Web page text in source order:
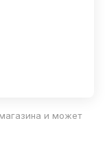
и может